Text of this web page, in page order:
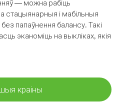
— можна рабіць
стацыянарныя і мабільныя
папаўнення балансу. Такі
эканоміць на выкліках, якія
краіны